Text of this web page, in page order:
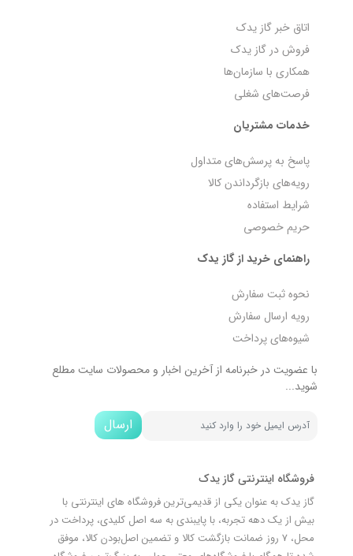
اتاق خبر گاز یدک
فروش در گاز یدک
همکاری با سازمان‌ها
فرصت‌های شغلی
خدمات مشتریان
پاسخ به پرسش‌های متداول
رویه‌های بازگرداندن کالا
شرایط استفاده
حریم خصوصی
راهنمای خرید از گاز یدک
نحوه ثبت سفارش
رویه ارسال سفارش
شیوه‌های پرداخت
با عضویت در خبرنامه از آخرین اخبار و محصولات سایت مطلع
شوید...
ارسال
فروشگاه اینترنتی گاز یدک
گاز یدک به عنوان یکی از قدیمی‌ترین فروشگاه های اینترنتی با
بیش از یک دهه تجربه، با پایبندی به سه اصل کلیدی، پرداخت در
محل، 7 روز ضمانت بازگشت کالا و تضمین اصل‌بودن کالا، موفق